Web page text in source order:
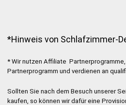
*Hinweis von Schlafzimmer-
* Wir nutzen Affiliate
Partnerprogramm und verdienen an
Sollten Sie nach dem Besuch unserer
kaufen, so können wir dafür eine